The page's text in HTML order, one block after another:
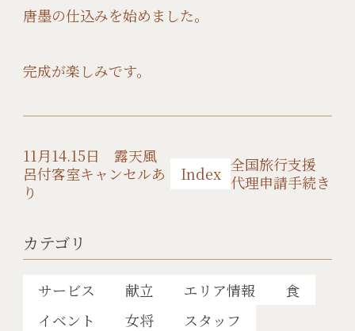
唐墨の仕込みを始めました。
完成が楽しみです。
11月14.15日 露天風
呂付客室キャンセルあ
り
Index 全国旅行支援
代理申請手続き
カテゴリ
サービス 献立 エリア情報
食
イベント
女将
スタッフ